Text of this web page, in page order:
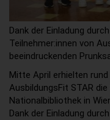
Dank der Einladung
Teilnehmer:innen von
beeindruckenden
Mitte April erhielten
AusbildungsFit STAR
Nationalbibliothek in
Dank der Einladung